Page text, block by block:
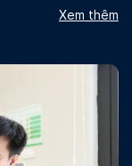
Xem thêm